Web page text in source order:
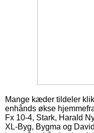
Mange kæder tildeler
enhånds økse
Fx 10-4, Stark, Harald
XL-Byg, Bygma og